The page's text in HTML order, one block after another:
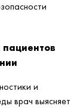
и
врач выясняет